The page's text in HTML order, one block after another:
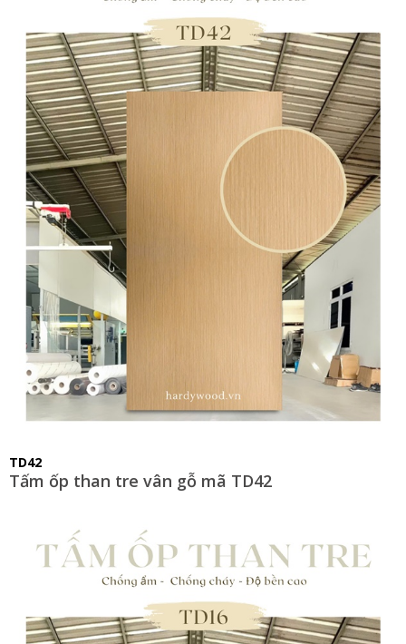
TD42
Tấm ốp than tre vân gỗ mã TD42